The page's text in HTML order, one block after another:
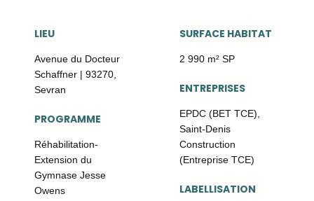
LIEU
Avenue du Docteur
Schaffner | 93270,
Sevran
PROGRAMME
Réhabilitation-
Extension du
Gymnase Jesse
Owens
SURFACE HABITAT
2 990 m² SP
ENTREPRISES
EPDC (BET TCE),
Saint-Denis
Construction
(Entreprise TCE)
LABELLISATION